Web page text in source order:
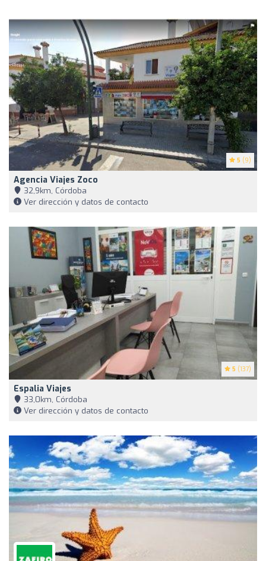
5 (9)
Agencia Viajes Zoco
32,9km, Córdoba
Ver dirección y datos de contacto
5 (137)
Espalia Viajes
33,0km, Córdoba
Ver dirección y datos de contacto